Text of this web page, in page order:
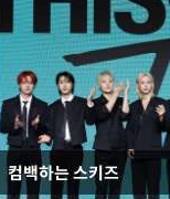
컴백하는 스키즈
이번주 국회에는 무